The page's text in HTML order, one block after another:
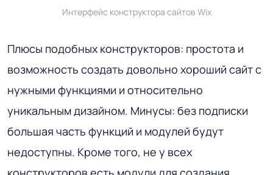
Интерфейс конструктора сайтов Wix
Плюсы подобных конструкторов: простота и
возможность создать довольно хороший сайт с
нужными функциями и относительно
уникальным дизайном. Минусы: без подписки
большая часть функций и модулей будут
недоступны. Кроме того, не у всех